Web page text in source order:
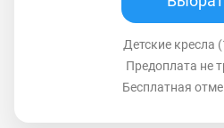
Детские кресла
Предоплата не
Бесплатная